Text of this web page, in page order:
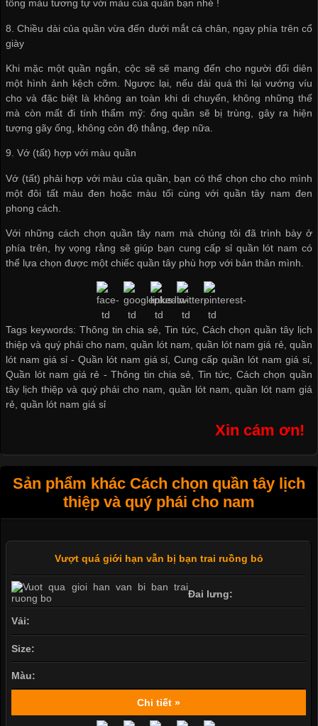
tông màu tương tự với màu của quần bạn nhé !
8. Chiều dài của quần vừa đến dưới mắt cá chân, ngay phía trên cổ
giày
Khi mặc một quần ngắn, cộc sẽ sẽ mang đến cho người đối diên
một hình ảnh kệch cỡm. Ngược lại, nếu dài quá thì lại vướng víu
cho và đặc biệt là không an toàn khi di chuyển, không những thế
mà còn mất đi tính thẩm mỹ: ống quần sẽ bị trùng, gây ra hiện
tượng gãy ống, không còn độ thẳng, đẹp nữa.
9. Vớ (tất) hợp với màu quần
Vớ (tất) phải hợp với màu của quần, bạn có thể chọn cho cho mình
một đôi tất màu đen hoặc màu tối cùng với quần tây nam đen
phong cách.
Với những cách chọn quần tây nam mà chúng tôi đã trình bày ở
phía trên, hy vọng rằng sẽ giúp bạn cung cấp sỉ quần lót nam có
thể lựa chọn được một chiếc quần tây phù hợp với bản thân mình.
Tags keywords: Thông tin chia sẻ, Tin tức, Cách chọn quần tây lịch
thiệp và quý phái cho nam, quần lót nam, quần lót nam giá rẻ, quần
lót nam giá sỉ - Quần lót nam giá sỉ ,Cung cấp quần lót nam giá sỉ,
Quần lót nam giá rẻ -Thông tin chia sẻ Tin tức
Cách chọn quần
tây lịch thiệp và quý phái cho nam
quần lót nam ,quần lót nam giá
rẻ ,quần lót nam giá sỉ
Xin cám ơn!
Sản phẩm khác Cách chọn quần tây lịch
thiệp và quý phái cho nam
Vượt quá giới hạn vẫn bị bạn trai ruồng bỏ
Đai lưng:
Vải:
Size:
Màu:
Chi tiết »